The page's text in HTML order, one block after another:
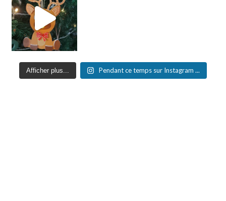
Afficher plus... Pendant ce temps sur Instagram ...